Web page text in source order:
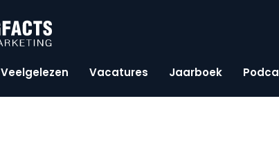
Veelgelezen Vacatures Jaarboek